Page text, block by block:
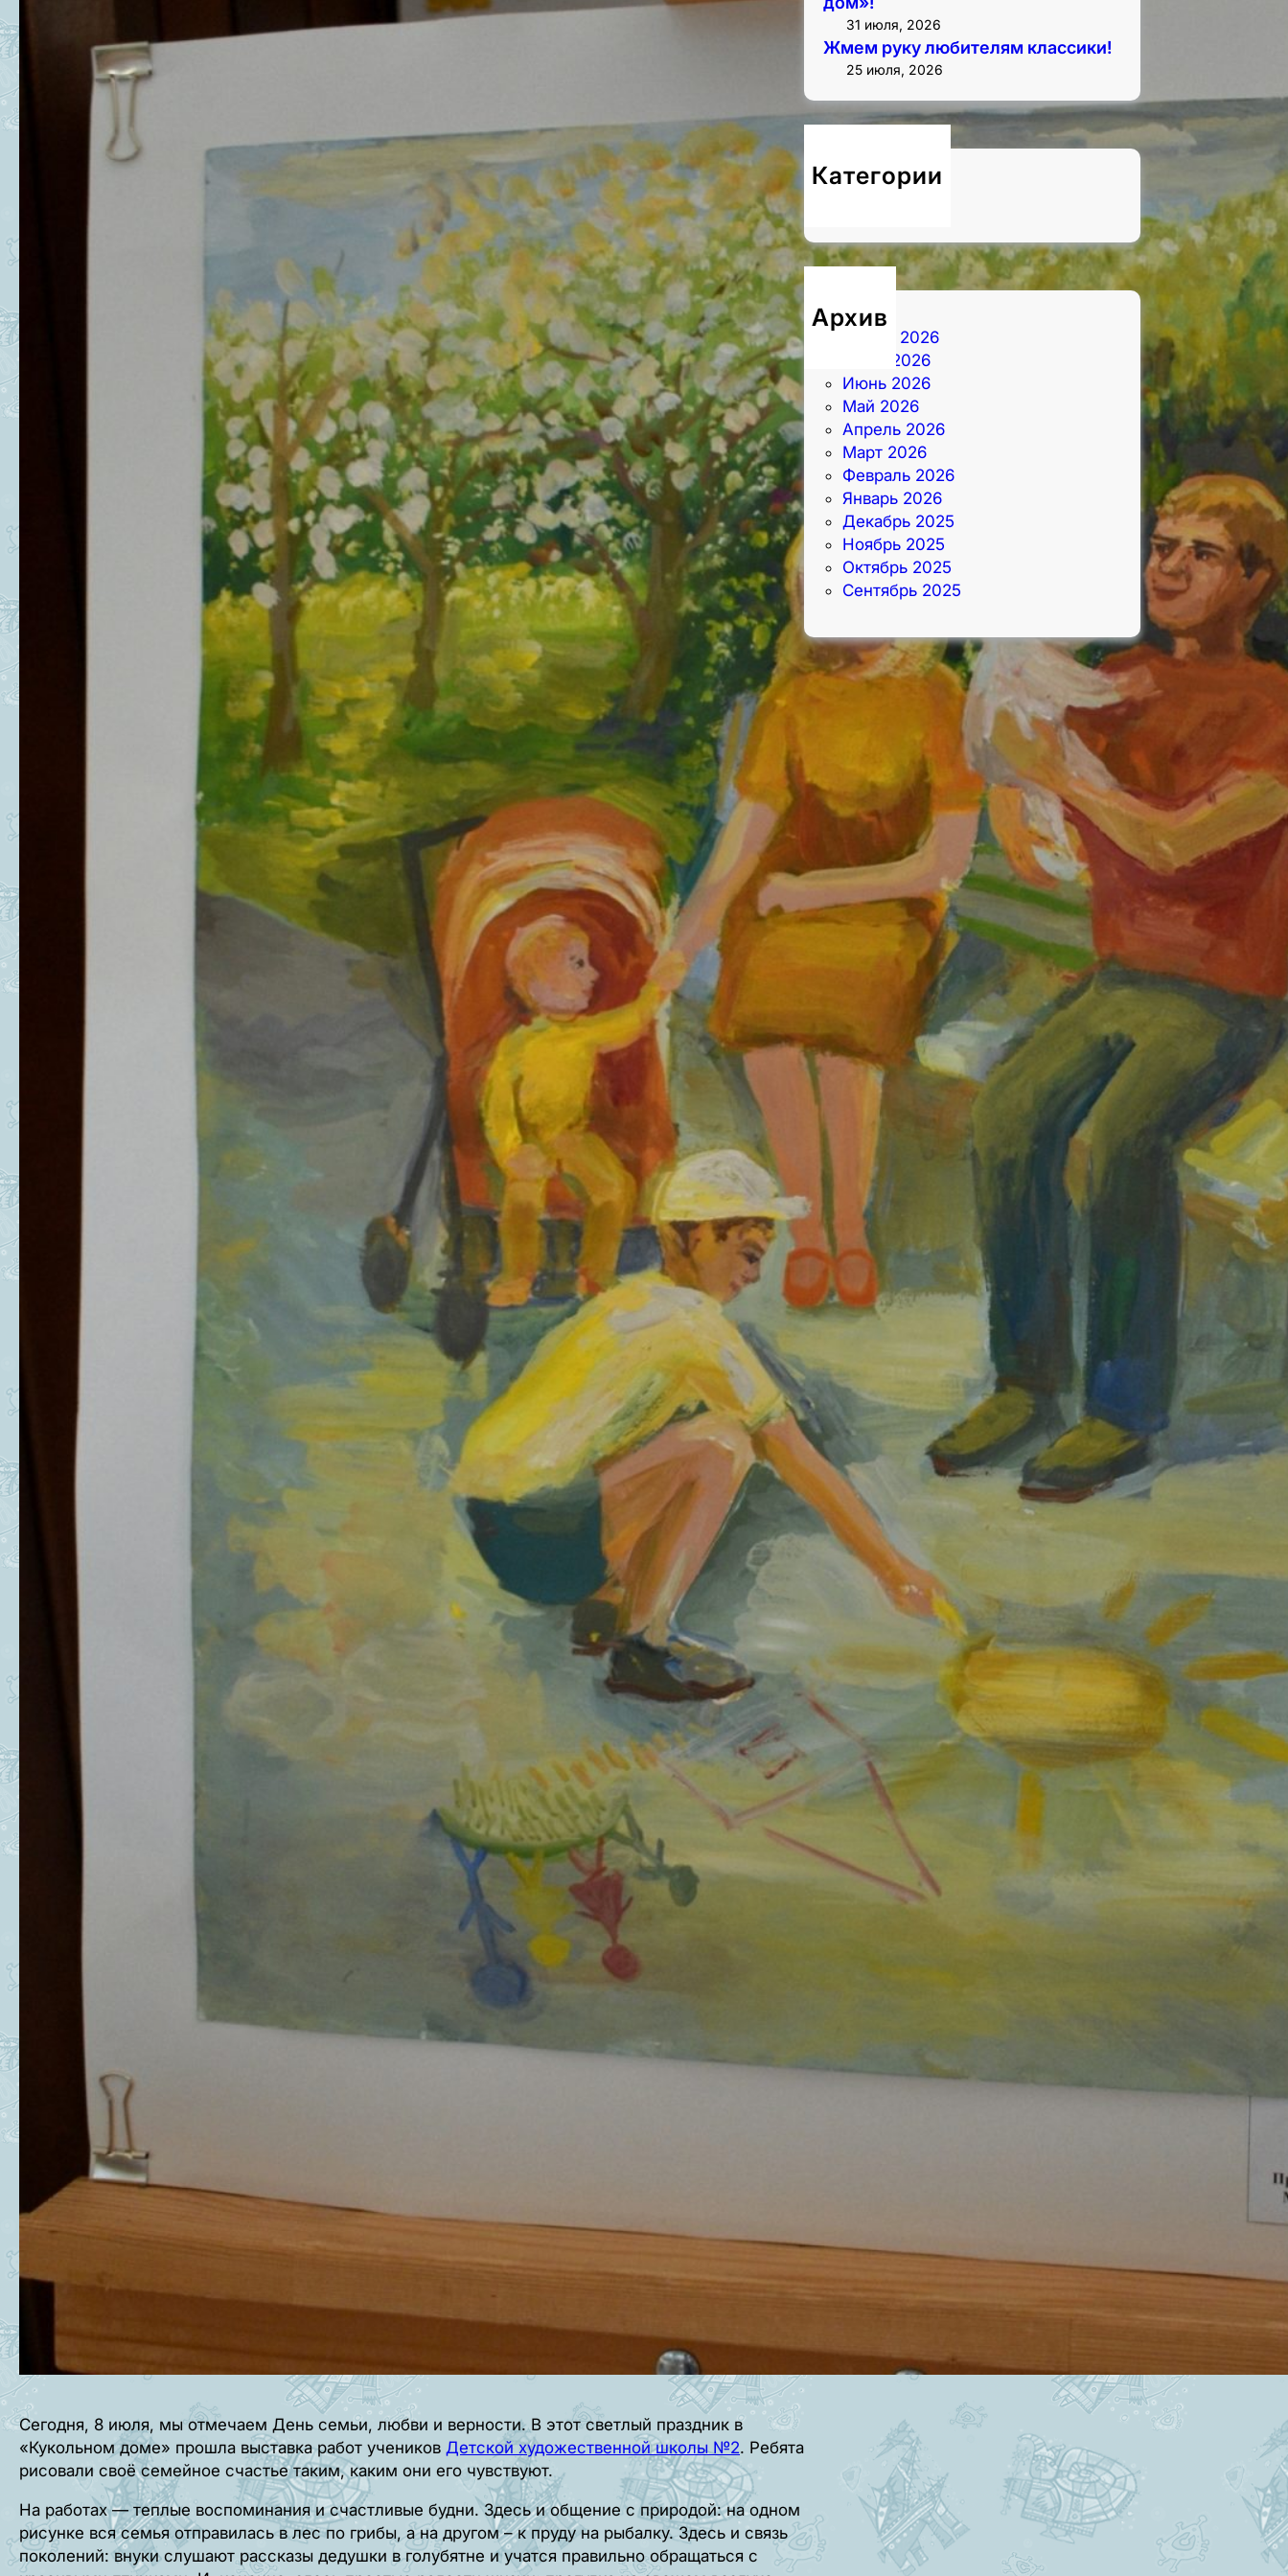
Сегодня, 8 июля, мы отмечаем День семьи, любви и верности. В этот светлый праздник в
«Кукольном доме» прошла выставка работ учеников Детской художественной школы №2. Ребята
рисовали своё семейное счастье таким, каким они его чувствуют.
На работах — теплые воспоминания и счастливые будни. Здесь и общение с природой: на одном
рисунке вся семья отправилась в лес по грибы, а на другом – к пруду на рыбалку. Здесь и связь
поколений: внуки слушают рассказы дедушки в голубятне и учатся правильно обращаться с
31 июля, 2026
Жмем руку любителям классики!
25 июля, 2026
Категории
Новости
Архив
Август 2026
Июль 2026
Июнь 2026
Май 2026
Апрель 2026
Март 2026
Февраль 2026
Январь 2026
Декабрь 2025
Ноябрь 2025
Октябрь 2025
Сентябрь 2025